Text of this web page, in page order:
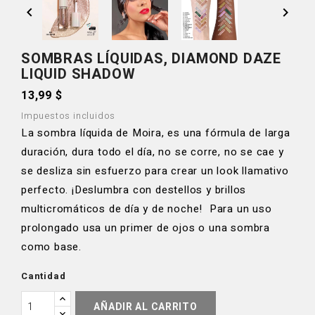
 
SOMBRAS LÍQUIDAS, DIAMOND DAZE
LIQUID SHADOW
13,99 $
Impuestos incluidos
La sombra líquida de Moira, es una fórmula de larga
duración, dura todo el día, no se corre, no se cae y
se desliza sin esfuerzo para crear un look llamativo
perfecto. ¡Deslumbra con destellos y brillos
multicromáticos de día y de noche! Para un uso
prolongado usa un primer de ojos o una sombra
como base.
Cantidad
AÑADIR AL CARRITO